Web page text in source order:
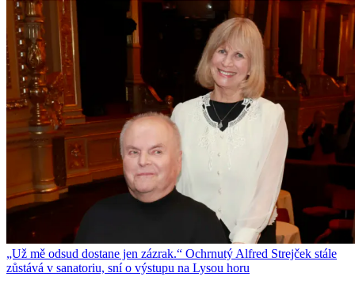
„Už mě odsud dostane jen zázrak.“ Ochrnutý Alfred Strejček stále
zůstává v sanatoriu, sní o výstupu na Lysou horu